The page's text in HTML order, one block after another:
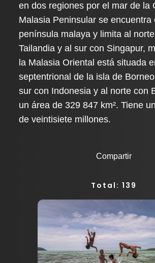
en dos regiones por el mar de la
Malasia Peninsular se encuentra
península malaya y limita al
Tailandia y al sur con Singapur,
la Malasia Oriental está situada
septentrional de la isla de
sur con Indonesia y al norte con
un área de 329 847 km². Tiene
de veintisiete millones.
Compartir
Total: 139